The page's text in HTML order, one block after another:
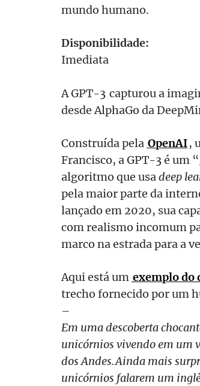
mundo humano.
Disponibilidade:
Imediata
A GPT-3 capturou a
desde AlphaGo da
Construída pela OpenAI,
Francisco, a GPT-3 é um “
algoritmo que usa deep
pela maior parte da
lançado em 2020, sua
com realismo incomum
marco na estrada para a
Aqui está um exemplo do
trecho fornecido por um
–
Em uma descoberta
unicórnios vivendo em um
dos Andes. Ainda mais
unicórnios falarem um